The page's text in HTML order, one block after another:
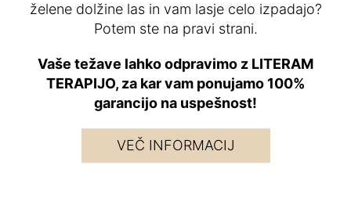
želene dolžine las in vam lasje celo izpadajo?
Potem ste na pravi strani.
Vaše težave lahko odpravimo z LITERAM
TERAPIJO, za kar vam ponujamo 100%
garancijo na uspešnost!
VEČ INFORMACIJ